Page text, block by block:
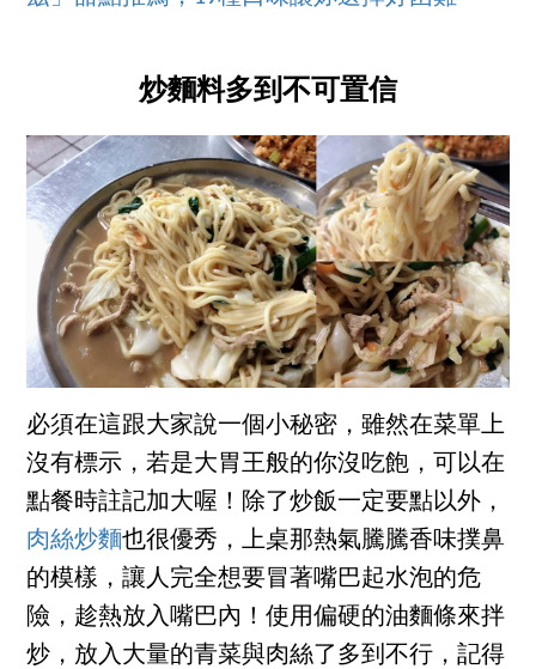
炒麵料多到不可置信
必須在這跟大家說一個小秘密，雖然在菜單上
沒有標示，若是大胃王般的你沒吃飽，可以在
點餐時註記加大喔！除了炒飯一定要點以外，
肉絲炒麵也很優秀，上桌那熱氣騰騰香味撲鼻
的模樣，讓人完全想要冒著嘴巴起水泡的危
險，趁熱放入嘴巴內！使用偏硬的油麵條來拌
炒，放入大量的青菜與肉絲了多到不行，記得